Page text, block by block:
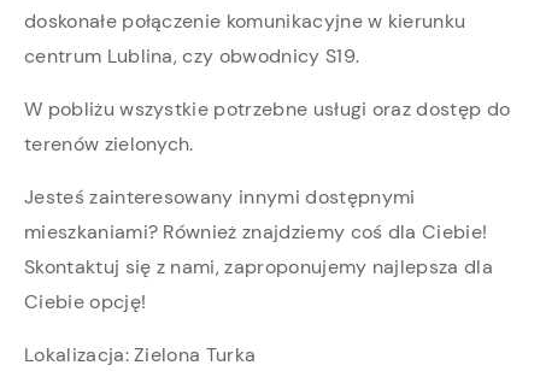
doskonałe połączenie komunikacyjne w kierunku
centrum Lublina, czy obwodnicy S19.
W pobliżu wszystkie potrzebne usługi oraz dostęp do
terenów zielonych.
Jesteś zainteresowany innymi dostępnymi
mieszkaniami? Również znajdziemy coś dla Ciebie!
Skontaktuj się z nami, zaproponujemy najlepsza dla
Ciebie opcję!
Lokalizacja: Zielona Turka